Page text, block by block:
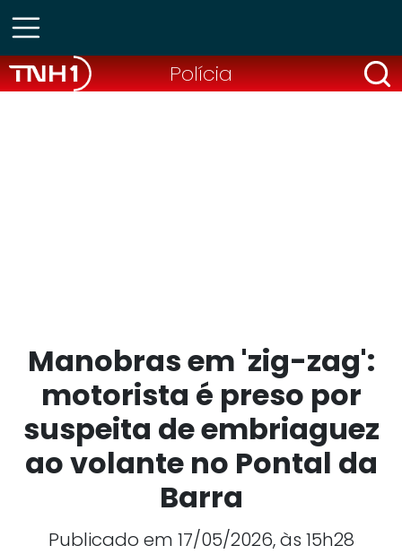
Polícia
Manobras em 'zig-zag':
motorista é preso por
suspeita de embriaguez
ao volante no Pontal da
Barra
Publicado em 17/05/2026, às 15h28